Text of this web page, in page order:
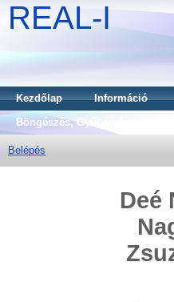
REAL-I
Kezdőlap Információ
Böngészés, Gyűjtemény
Belépés
Deé